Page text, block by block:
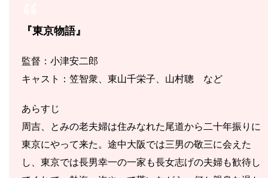
『東京物語』
監督：小津安二郎
キャスト：笠智衆、東山千栄子、山村聰 など
あらすじ
周吉、とみの老夫婦は住みなれた尾道から二十年振りに
東京にやって来た。途中大阪では三男の敬三に会えた
し、東京では長男幸一の一家も長女志げの夫婦も歓待し